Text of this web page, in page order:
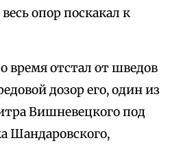
опор поскакал к
время отстал от шведов
дозор его, один из
Вишневецкого под
Шандаровского,